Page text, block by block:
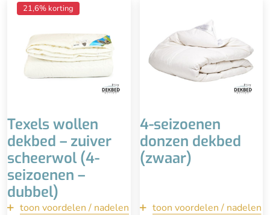
21,6% korting
Texels wollen
dekbed – zuiver
scheerwol (4-
seizoenen –
dubbel)
toon voordelen / nadelen
Vuilafstotend dankzij
Zuiver wollen dekbed
Zwaar dekbed
Hoge kwaliteit &
Niet in de wasmachine
terug
4-seizoenen
donzen dekbed
(zwaar)
toon voordelen / nadelen
Downafresh keurmerk
Betaalbare prijs
Duurzaam
Advies is professioneel
reinigen
Hoog percentage veertjes
terug